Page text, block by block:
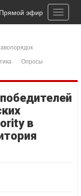
Toggle
Прямой эфир
Опросы
в